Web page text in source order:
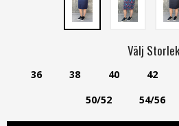
Välj Storlek
36 38 40 42
50/52
54/56